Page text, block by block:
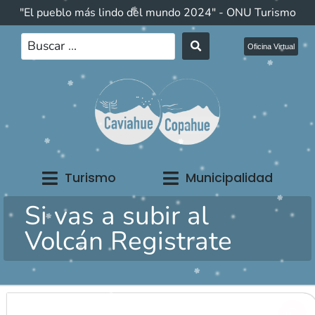
"El pueblo más lindo del mundo 2024" - ONU Turismo
Oficina Virtual
Turismo Municipalidad
Si vas a subir al
Volcán Registrate